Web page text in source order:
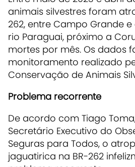
animais silvestres foram
262, entre Campo Grande
rio Paraguai, próximo a
mortes por mês. Os dados
monitoramento realizado
Conservação de Animais
Problema recorrente
De acordo com Tiago
Secretário Executivo do
Seguras para Todos, o
jaguatirica na BR-262